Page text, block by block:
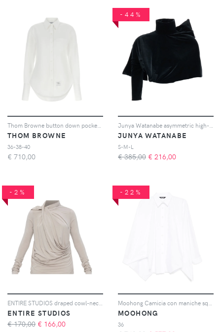
THOM BROWNE
36-38-40
€ 710,00
-44%
JUNYA WATANABE
S-M-L
€ 385,00 € 216,00
-2%
ENTIRE STUDIOS
€ 170,00 € 166,00
-22%
MOOHONG
36